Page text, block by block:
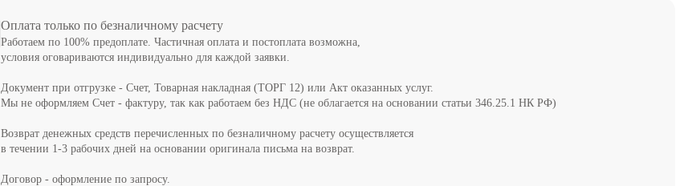
Оплата только по безналичному расчету
Работаем по 100% предоплате. Частичная оплата и постоплата возможна,
условия оговариваются индивидуально для каждой заявки.
Документ при отгрузке - Счет, Товарная накладная (ТОРГ 12) или Акт оказанных услуг.
Мы не оформляем Счет - фактуру, так как работаем без НДС (не облагается на основании статьи 346.25.1 НК РФ)
Возврат денежных средств перечисленных по безналичному расчету осуществляется
в течении 1-3 рабочих дней на основании оригинала письма на возврат.
Договор - оформление по запросу.